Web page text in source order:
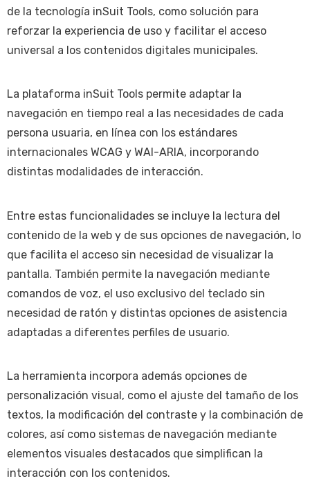
de la tecnología inSuit Tools, como solución para
reforzar la experiencia de uso y facilitar el acceso
universal a los contenidos digitales municipales.
La plataforma inSuit Tools permite adaptar la
navegación en tiempo real a las necesidades de cada
persona usuaria, en línea con los estándares
internacionales WCAG y WAI-ARIA, incorporando
distintas modalidades de interacción.
Entre estas funcionalidades se incluye la lectura del
contenido de la web y de sus opciones de navegación, lo
que facilita el acceso sin necesidad de visualizar la
pantalla. También permite la navegación mediante
comandos de voz, el uso exclusivo del teclado sin
necesidad de ratón y distintas opciones de asistencia
adaptadas a diferentes perfiles de usuario.
La herramienta incorpora además opciones de
personalización visual, como el ajuste del tamaño de los
textos, la modificación del contraste y la combinación de
colores, así como sistemas de navegación mediante
elementos visuales destacados que simplifican la
interacción con los contenidos.